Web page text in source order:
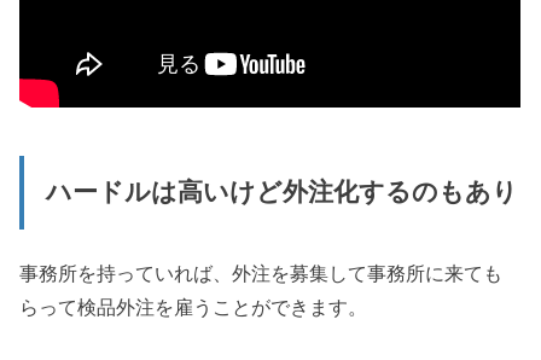
ハードルは高いけど外注化するのもあり
事務所を持っていれば、外注を募集して事務所に来ても
らって検品外注を雇うことができます。